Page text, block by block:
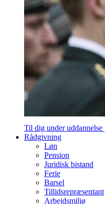
Til dig under uddannelse
Rådgivning
Løn
Pension
Juridisk bistand
Ferie
Barsel
Tillidsrepræsentant
Arbejdsmiljø